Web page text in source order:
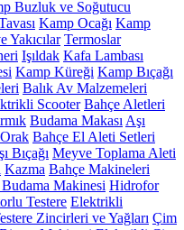
Buzluk ve Soğutucu
Kamp Ocağı Kamp
Yakıcılar Termoslar
Işıldak Kafa Lambası
Kamp Küreği Kamp Bıçağı
Balık Av Malzemeleri
Scooter Bahçe Aletleri
Budama Makası Aşı
Orak Bahçe El Aleti Setleri
Bıçağı Meyve Toplama Aleti
Kazma Bahçe Makineleri
Makinesi Hidrofor
Testere Elektrikli
Zincirleri ve Yağları Çim